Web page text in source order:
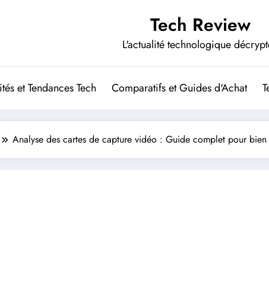
Tech Review
L'actualité technologique
et Tendances Tech Comparatifs et Guides d'Achat
Analyse des cartes de capture vidéo : Guide complet pour